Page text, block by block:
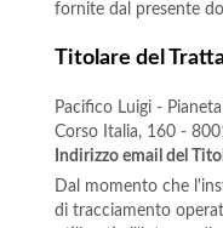
fornite dal presente
Titolare del
Pacifico Luigi -
Corso Italia, 160 -
Indirizzo email del
Dal momento che
di tracciamento